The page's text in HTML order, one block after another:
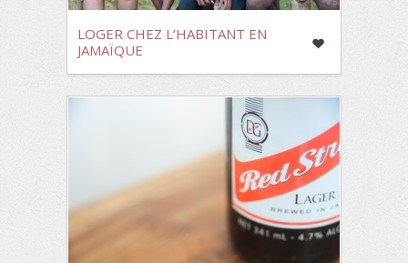
LOGER CHEZ L’HABITANT EN
JAMAÏQUE